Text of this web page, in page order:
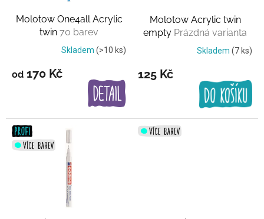
ů
Molotow One4all Acrylic
twin 70 barev
Skladem (>10 ks)
od 170 Kč
Molotow Acrylic twin
empty Prázdná varianta
Skladem (7 ks)
125 Kč